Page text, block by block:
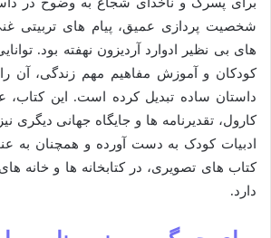
برای پسرک و ناخدای شجاع به وضوح در
شخصیت پردازی عمیق، پیام های تربیتی
های بی نظیر ادوارد آردیزون نهفته بود.
کودکان و آموزش مفاهیم مهم زندگی، آن را
داستان ساده تبدیل کرده است. این کتاب،
کارول، تقدیرنامه ها و جایگاه جهانی دیگری
ادبیات کودک به دست آورده و همچنان به
کتاب های تصویری، در کتابخانه ها و خانه
دارد.